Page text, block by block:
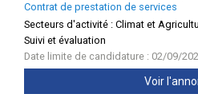
Contrat de prestation de services
Secteurs d'activité : Climat et
Suivi et évaluation
Date limite de candidature : 02/09/
Voir